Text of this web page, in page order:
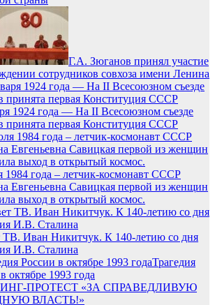
Г.А. Зюганов принял участие
сотрудников совхоза имени Ленина
1924 года — На II Всесоюзном съезде
принята первая Конституция СССР
1984 года – летчик-космонавт СССР
Евгеньевна Савицкая первой из женщин
выход в открытый космос.
ТВ. Иван Никитчук. К 140-летию со дня
И.В. Сталина
Трагедия
октябре 1993 года